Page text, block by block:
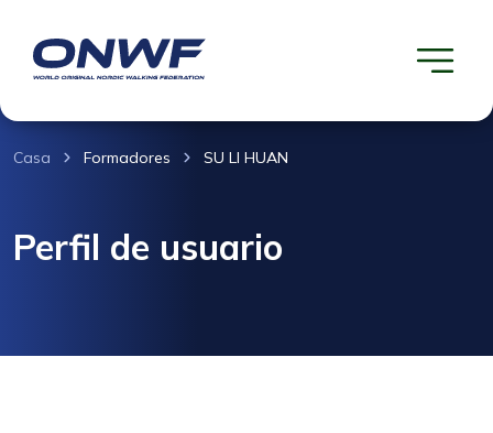
Casa Formadores SU LI HUAN
Perfil de usuario